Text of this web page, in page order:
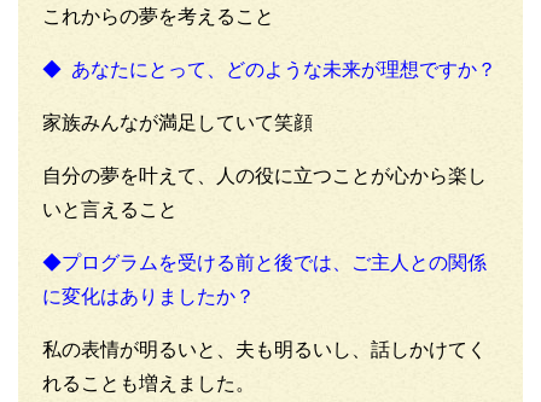
これからの夢を考えること
◆ あなたにとって、どのような未来が理想ですか？
家族みんなが満足していて笑顔
自分の夢を叶えて、人の役に立つことが心から楽し
いと言えること
◆プログラムを受ける前と後では、ご主人との関係
に変化はありましたか？
私の表情が明るいと、夫も明るいし、話しかけてく
れることも増えました。